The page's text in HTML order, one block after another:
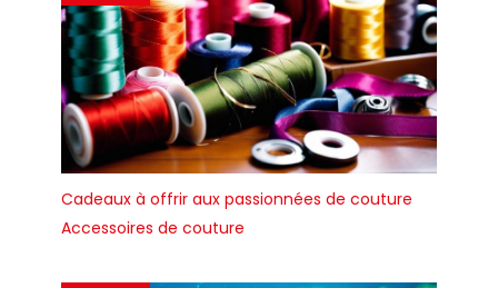
Cadeaux à offrir aux passionnées de couture
Accessoires de couture